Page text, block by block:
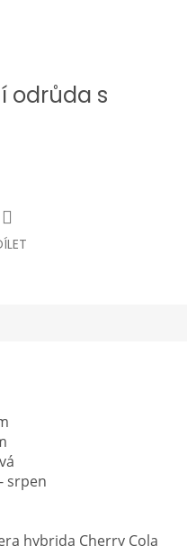
odrůda s
25 cm
srpen
hybrida Cherry Cola